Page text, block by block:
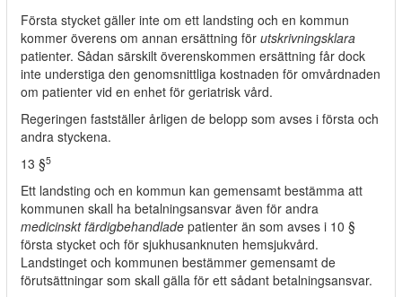
Första stycket gäller inte om ett landsting och en kommun
kommer överens om annan ersättning för utskrivningsklara
patienter. Sådan särskilt överenskommen ersättning får dock
inte understiga den genomsnittliga kostnaden för omvårdnaden
om patienter vid en enhet för geriatrisk vård.
Regeringen fastställer årligen de belopp som avses i första och
andra styckena.
13 §5
Ett landsting och en kommun kan gemensamt bestämma att
kommunen skall ha betalningsansvar även för andra
medicinskt färdigbehandlade patienter än som avses i 10 §
första stycket och för sjukhusanknuten hemsjukvård.
Landstinget och kommunen bestämmer gemensamt de
förutsättningar som skall gälla för ett sådant betalningsansvar.